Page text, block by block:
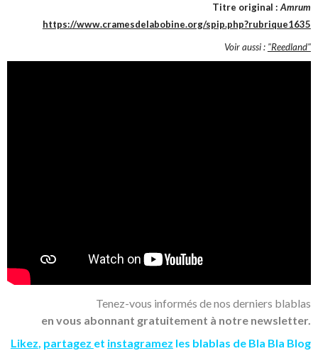
Titre original : Amrum
https://www.cramesdelabobine.org/spip.php?rubrique1635
Voir aussi : "Reedland"
Tenez-vous informés de nos derniers blablas
en vous abonnant gratuitement à notre newsletter.
Likez, partagez et instagramez les blablas de Bla Bla Blog